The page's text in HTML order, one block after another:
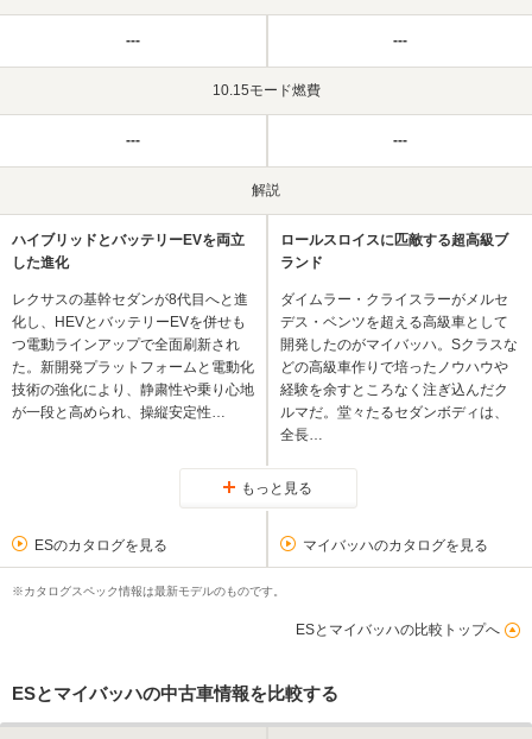
--- ---
10.15モード燃費
--- ---
解説
ハイブリッドとバッテリーEVを両立
した進化
レクサスの基幹セダンが8代目へと進
化し、HEVとバッテリーEVを併せも
つ電動ラインアップで全面刷新され
た。新開発プラットフォームと電動化
技術の強化により、静粛性や乗り心地
が一段と高められ、操縦安定性…
ロールスロイスに匹敵する超高級ブ
ランド
ダイムラー・クライスラーがメルセ
デス・ベンツを超える高級車として
開発したのがマイバッハ。Sクラスな
どの高級車作りで培ったノウハウや
経験を余すところなく注ぎ込んだク
ルマだ。堂々たるセダンボディは、
全長…
もっと見る
ESのカタログを見る マイバッハのカタログを見る
※カタログスペック情報は最新モデルのものです。
ESとマイバッハの比較トップへ
ESとマイバッハの中古車情報を比較する